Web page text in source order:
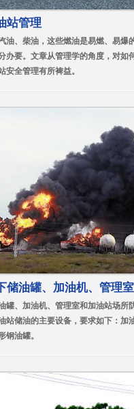
站管理
油、柴油，这些燃油是易燃、易爆
办要。文章从管理学的角度，对如
安全管理有所裨益。
罐、加油机、管理室和加油站场所
站储油的主要设备，要求如下：加
钢油罐。